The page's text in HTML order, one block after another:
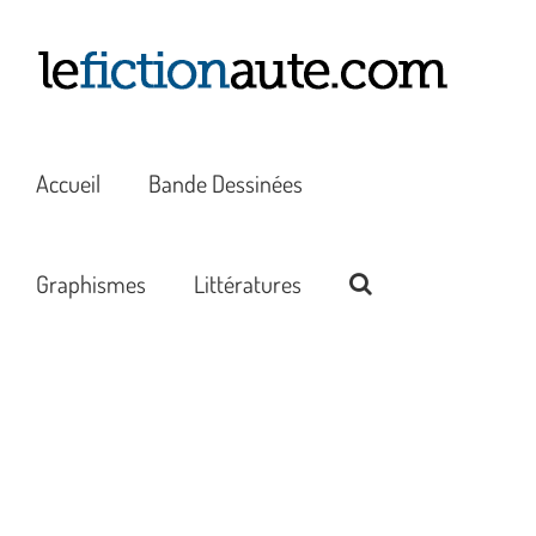
contenu
Accueil Bande Dessinées
Graphismes Littératures